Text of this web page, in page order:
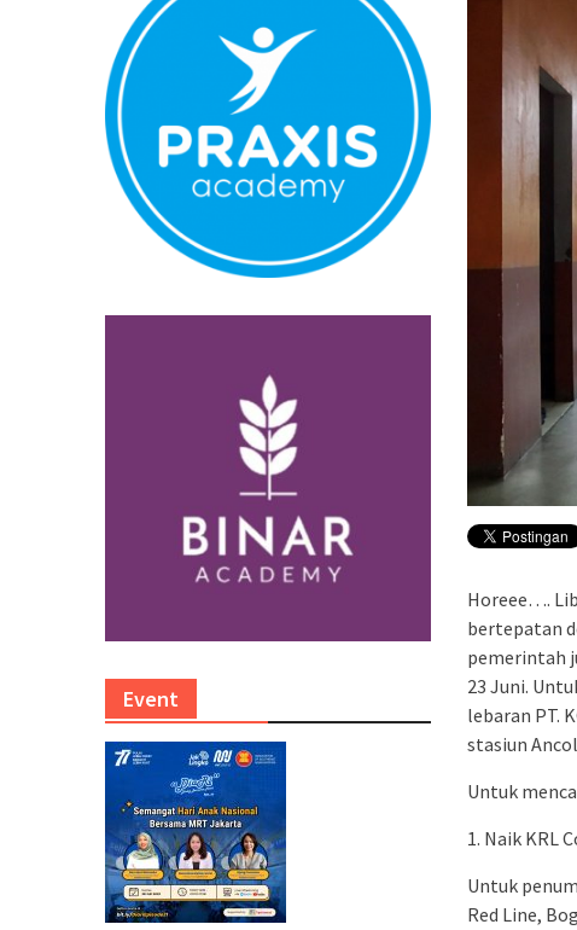
Pembatalan
Bandara YIA
Horeee….
bertepatan
pemerintah
23 Juni.
lebaran PT.
stasiun
Untuk
1. Naik KRL
Untuk
Red Line,
Event